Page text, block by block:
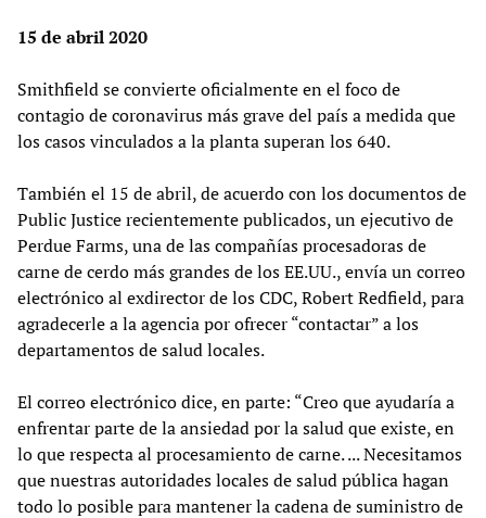
15 de abril 2020
Smithfield se convierte oficialmente en el foco de
contagio de coronavirus más grave del país a medida que
los casos vinculados a la planta superan los 640.
También el 15 de abril, de acuerdo con los documentos de
Public Justice recientemente publicados, un ejecutivo de
Perdue Farms, una de las compañías procesadoras de
carne de cerdo más grandes de los EE.UU., envía un correo
electrónico al exdirector de los CDC, Robert Redfield, para
agradecerle a la agencia por ofrecer “contactar” a los
departamentos de salud locales.
El correo electrónico dice, en parte: “Creo que ayudaría a
enfrentar parte de la ansiedad por la salud que existe, en
lo que respecta al procesamiento de carne. ... Necesitamos
que nuestras autoridades locales de salud pública hagan
todo lo posible para mantener la cadena de suministro de